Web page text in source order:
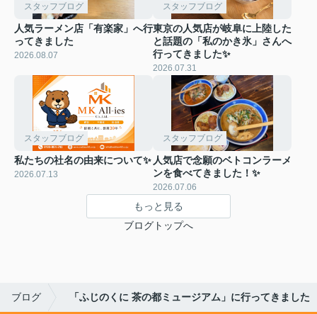
スタッフブログ
人気ラーメン店「有楽家」へ行
ってきました
2026.08.07
スタッフブログ
東京の人気店が岐阜に上陸した
と話題の「私のかき氷」さんへ
行ってきました✨
2026.07.31
スタッフブログ
私たちの社名の由来について✨
2026.07.13
スタッフブログ
人気店で念願のベトコンラーメ
ンを食べてきました！✨
2026.07.06
もっと見る
ブログトップへ
ブログ 「ふじのくに 茶の都ミュージアム」に行ってきました